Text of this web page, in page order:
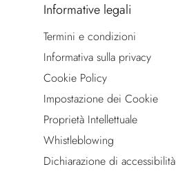
Informative legali
Termini e condizioni
Informativa sulla privacy
Cookie Policy
Impostazione dei Cookie
Proprietà Intellettuale
Whistleblowing
Dichiarazione di accessibilità